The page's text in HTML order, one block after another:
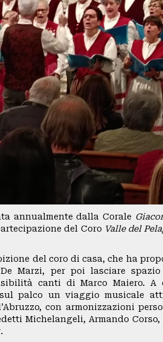
annualmente dalla Corale
del Coro Valle del
del coro di casa, che ha
Marzi, per poi lasciare
canti di Marco Maiero.
palco un viaggio musicale
con armonizzazioni
Michelangeli, Armando